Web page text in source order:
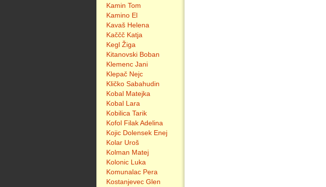
Kamin Tom
Kamino El
Kavaš Helena
Kaččč Katja
Kegl Žiga
Kitanovski Boban
Klemenc Jani
Klepač Nejc
Kličko Sabahudin
Kobal Matejka
Kobal Lara
Kobilica Tarik
Kofol Filak Adelina
Kojic Dolensek Enej
Kolar Uroš
Kolman Matej
Kolonic Luka
Komunalac Pera
Kostanjevec Glen